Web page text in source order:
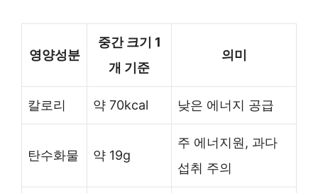
영양성분
중간 크기 1
개 기준
의미
칼로리 약 70kcal 낮은 에너지 공급
탄수화물 약 19g
주 에너지원, 과다
섭취 주의